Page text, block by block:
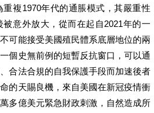
複1970年代的通脹模式，其嚴重性
意外放大，從而在起自2021年的一
可能接受美國殖民體系底層地位的兩
個史無前例的短暫反抗窗口，可以通
合法合規的自我保護手段而加速後者
的天賜良機，來自美國在新冠疫情衝
多億美元緊急財政刺激，自然造成所